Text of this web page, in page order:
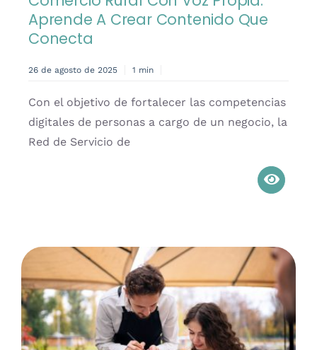
Aprende A Crear Contenido Que
Conecta
26 de agosto de 2025 1 min
Con el objetivo de fortalecer las competencias
digitales de personas a cargo de un negocio, la
Red de Servicio de